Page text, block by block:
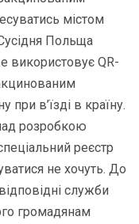
містом
Польща
використовує QR-
при в’їзді в країну.
розробкою
реєстр
не хочуть. До
служби
громадянам